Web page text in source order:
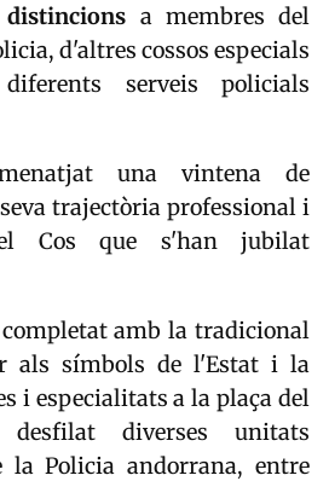
a membres del
d'altres cossos especials
serveis policials
una vintena de
trajectòria professional i
Cos que s'han jubilat
amb la tradicional
als símbols de l'Estat i la
i especialitats a la plaça del
diverses unitats
la Policia andorrana, entre